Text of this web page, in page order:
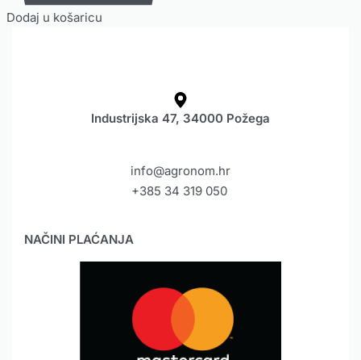
Dodaj u košaricu
Industrijska 47, 34000 Požega
info@agronom.hr
+385 34 319 050
NAČINI PLAĆANJA